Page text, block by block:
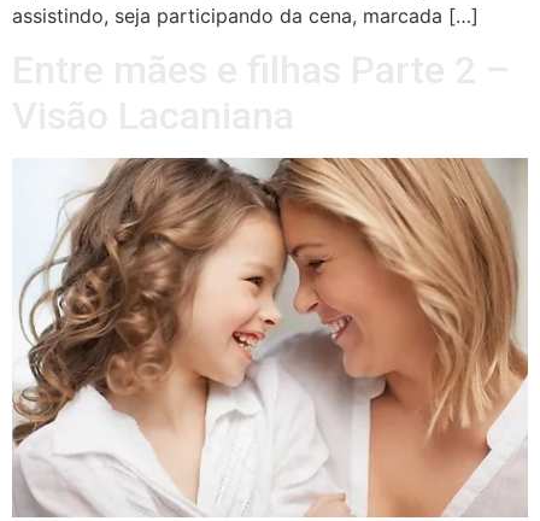
assistindo, seja participando da cena, marcada […]